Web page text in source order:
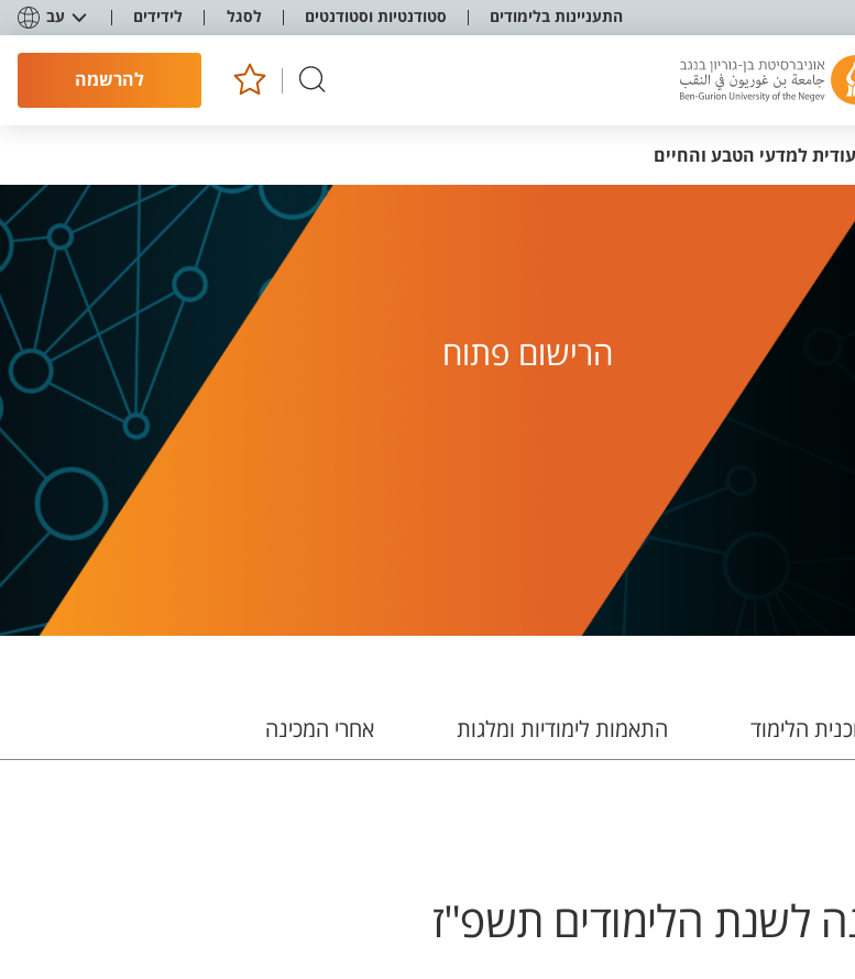
התעניינות בלימודים סטודנטיות וסטודנטים לסגל לידידים עב
להרשמה
למדעי הטבע והחיים
הרישום פתוח
הלימוד התאמות לימודיות ומלגות אחרי המכינה
לשנת הלימודים תשפ"ז